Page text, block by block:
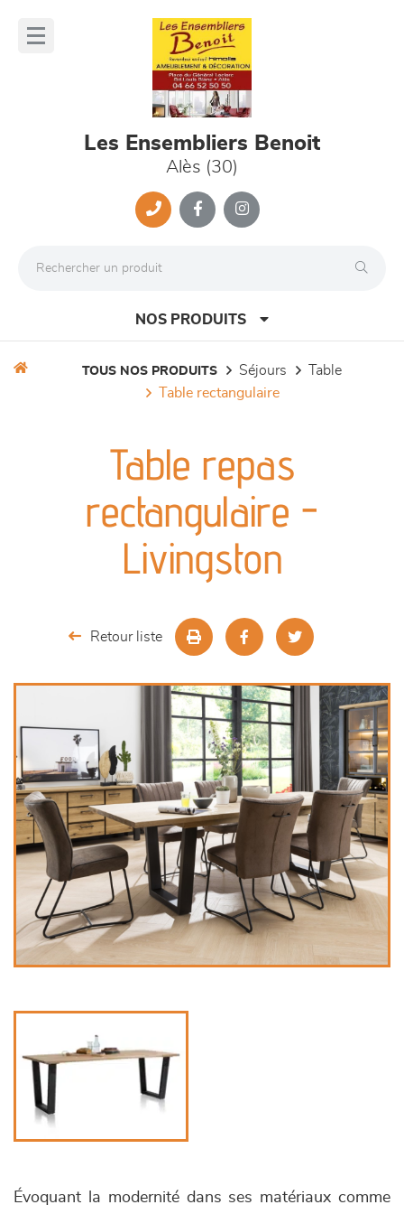
Les Ensembliers Benoit
Alès (30)
NOS PRODUITS
meubles de complément
chambres et dressing
TOUS NOS PRODUITS séjours
table
table rectangulaire
Table repas
rectangulaire -
Livingston
Retour liste
Évoquant la modernité dans ses matériaux comme